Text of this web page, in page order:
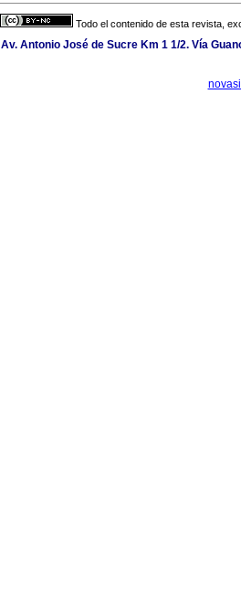
Todo el contenido de esta revista,
Av. Antonio José de Sucre Km 1 1/2. Vía